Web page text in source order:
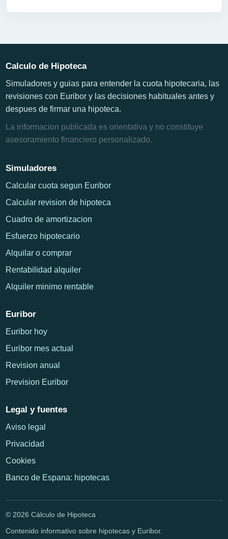
Calculo de Hipoteca
Simuladores y guias para entender la cuota hipotecaria, las
revisiones con Euribor y las decisiones habituales antes y
despues de firmar una hipoteca.
La informacion publicada es orientativa y no constituye
asesoramiento financiero personalizado.
Simuladores
Calcular cuota segun Euribor
Calcular revision de hipoteca
Cuadro de amortizacion
Esfuerzo hipotecario
Alquilar o comprar
Rentabilidad alquiler
Alquiler minimo rentable
Euribor
Euribor hoy
Euribor mes actual
Revision anual
Prevision Euribor
Legal y fuentes
Aviso legal
Privacidad
Cookies
Banco de Espana: hipotecas
© 2026 Cálculo de Hipoteca
Contenido informativo sobre hipotecas y Euribor.